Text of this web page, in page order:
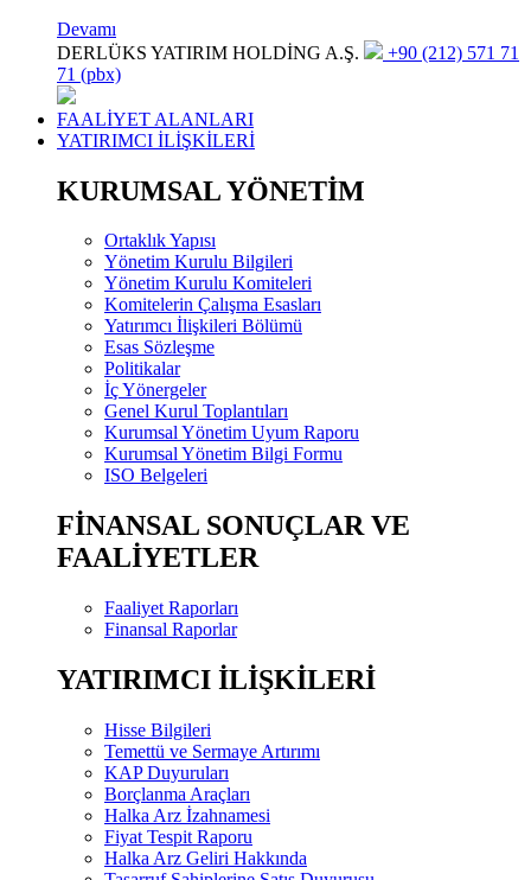
Devamı
DERLÜKS YATIRIM HOLDİNG A.Ş.
+90 (212) 571 71
71 (pbx)
FAALİYET ALANLARI
YATIRIMCI İLİŞKİLERİ
KURUMSAL YÖNETİM
Ortaklık Yapısı
Yönetim Kurulu Bilgileri
Yönetim Kurulu Komiteleri
Komitelerin Çalışma Esasları
Yatırımcı İlişkileri Bölümü
Esas Sözleşme
Politikalar
İç Yönergeler
Genel Kurul Toplantıları
Kurumsal Yönetim Uyum Raporu
Kurumsal Yönetim Bilgi Formu
ISO Belgeleri
FİNANSAL SONUÇLAR VE
FAALİYETLER
Faaliyet Raporları
Finansal Raporlar
YATIRIMCI İLİŞKİLERİ
Hisse Bilgileri
Temettü ve Sermaye Artırımı
KAP Duyuruları
Borçlanma Araçları
Halka Arz İzahnamesi
Fiyat Tespit Raporu
Halka Arz Geliri Hakkında